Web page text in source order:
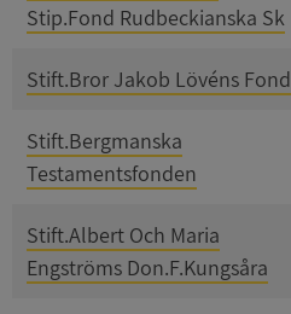
Stip.Fond Rudbeckianska Sk
Stift.Bror Jakob Lövéns Fond
Stift.Bergmanska
Testamentsfonden
Stift.Albert Och Maria
Engströms Don.F.Kungsåra